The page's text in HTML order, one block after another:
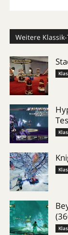
Weitere